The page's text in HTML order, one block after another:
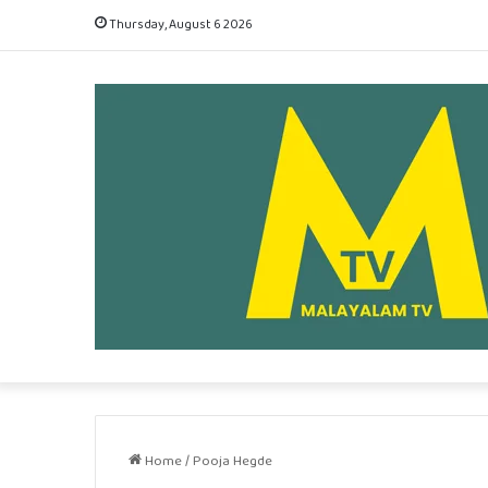
Thursday, August 6 2026
Home/Pooja Hegde